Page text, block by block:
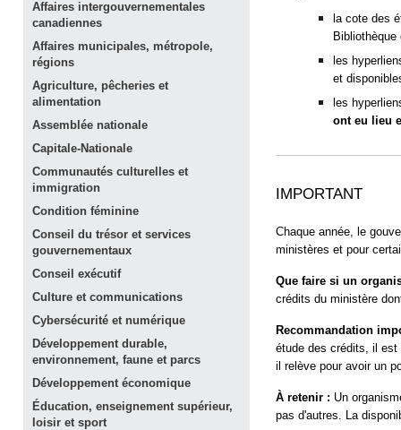
Affaires intergouvernementales
canadiennes
Affaires municipales, métropole,
régions
Agriculture, pêcheries et
alimentation
Assemblée nationale
Capitale-Nationale
Communautés culturelles et
immigration
Condition féminine
Conseil du trésor et services
gouvernementaux
Conseil exécutif
Culture et communications
Cybersécurité et numérique
Développement durable,
environnement, faune et parcs
Développement économique
Éducation, enseignement supérieur,
loisir et sport
la cote des
les
et
les
ont eu lieu
IMPORTANT
Chaque année, le
ministères et pour
Que faire si un
crédits du ministère
Recommandation
étude des crédits, il est
il relève pour avoir un
À retenir : Un
pas d'autres. La